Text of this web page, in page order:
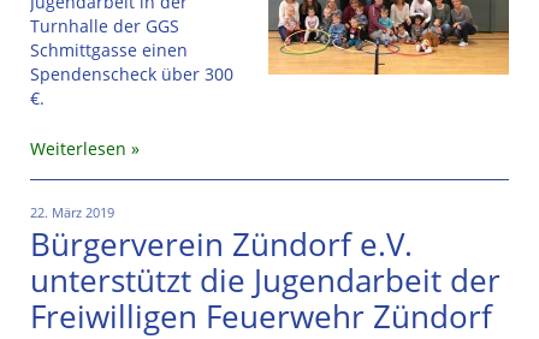
Turnhalle der GGS
Schmittgasse einen
Spendenscheck über 300
€.
Weiterlesen
22. März 2019
Bürgerverein Zündorf e.V.
unterstützt die Jugendarbeit der
Freiwilligen Feuerwehr Zündorf